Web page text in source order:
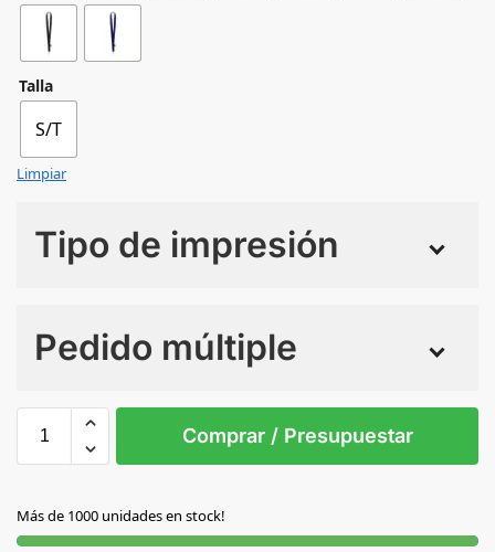
Talla
S/T
Limpiar
Tipo de impresión
Pedido múltiple
S/T
AZUL
Comprar / Presupuestar
Más de 1000 unidades en stock!